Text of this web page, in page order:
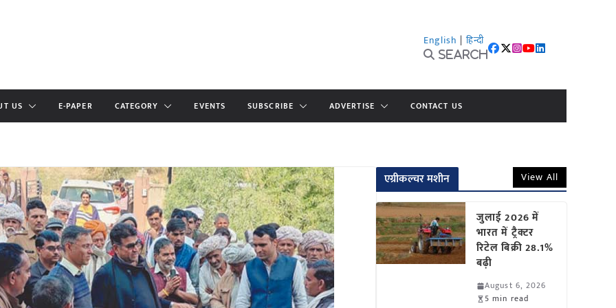
English | हिन्दी
Search
US E-PAPER CATEGORY EVENTS SUBSCRIBE ADVERTISE CONTACT US
एग्रीकल्चर मशीन View All
जुलाई 2026 में
भारत में ट्रैक्टर
रिटेल बिक्री 28.1%
बढ़ी
August 6, 2026
5 min read